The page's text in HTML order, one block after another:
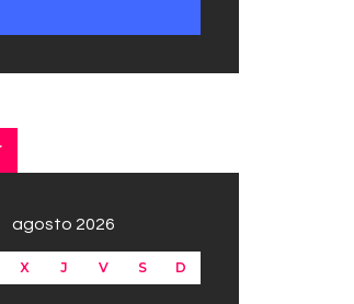
agosto 2026
X J V S D